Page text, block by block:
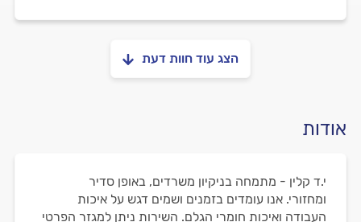
הצג עוד חוות דעת
אודות
י.ד קלין - מתמחה בניקיון משרדים, באופן סדיר
ומחזורי. אנו עומדים בזמנים ושמים דגש על איכות
העבודה ואיכות חומרי הגלם. השירות ניתן למגזר הפרטי